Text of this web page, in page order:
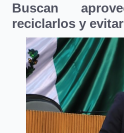
Buscan
reciclarlos y